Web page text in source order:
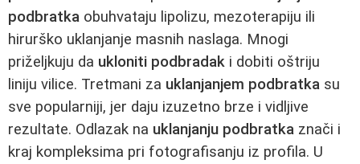
podbratka obuhvataju lipolizu, mezoterapiju ili
hirurško uklanjanje masnih naslaga. Mnogi
priželjkuju da ukloniti podbradak i dobiti oštriju
liniju vilice. Tretmani za uklanjanjem podbratka su
sve popularniji, jer daju izuzetno brze i vidljive
rezultate. Odlazak na uklanjanju podbratka znači i
kraj kompleksima pri fotografisanju iz profila. U